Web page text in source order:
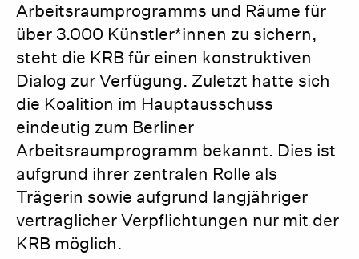
Arbeitsraumprogramms und Räume für
über 3.000 Künstler*innen zu sichern,
steht die KRB für einen konstruktiven
Dialog zur Verfügung. Zuletzt hatte sich
die Koalition im Hauptausschuss
eindeutig zum Berliner
Arbeitsraumprogramm bekannt. Dies ist
aufgrund ihrer zentralen Rolle als
Trägerin sowie aufgrund langjähriger
vertraglicher Verpflichtungen nur mit der
KRB möglich.